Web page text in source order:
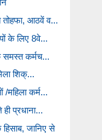
तोहफा, आठवें व...
के लिए 8वे...
समस्त कर्मच...
शिक्...
/महिला कर्म...
प्रधाना...
जानिए से